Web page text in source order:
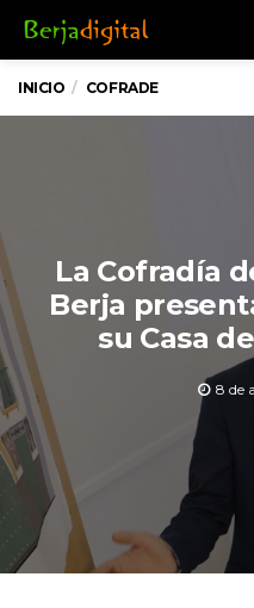
INICIO COFRADE
La Cofradía
Berja
su Casa
8 de